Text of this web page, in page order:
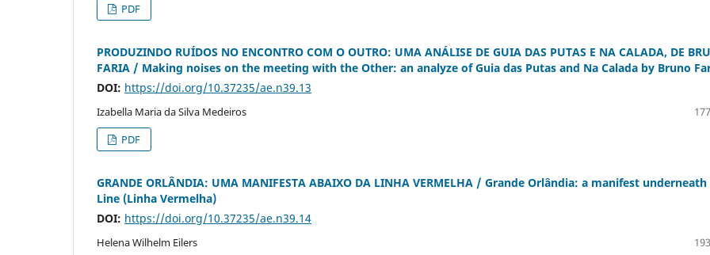
PDF
PRODUZINDO RUÍDOS NO ENCONTRO COM O OUTRO: UMA ANÁLISE DE GUIA DAS PUTAS E NA CALADA, DE
FARIA / Making noises on the meeting with the Other: an analyze of Guia das Putas and Na Calada by Bruno
DOI: https://doi.org/10.37235/ae.n39.13
Izabella Maria da Silva Medeiros
PDF
GRANDE ORLÂNDIA: UMA MANIFESTA ABAIXO DA LINHA VERMELHA / Grande Orlândia: a manifest underneath
Line (Linha Vermelha)
DOI: https://doi.org/10.37235/ae.n39.14
Helena Wilhelm Eilers